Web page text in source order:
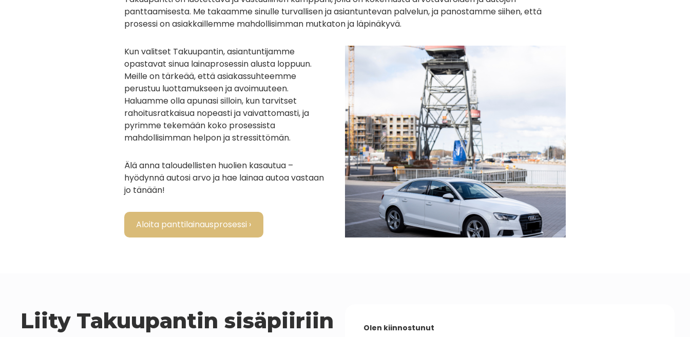
panttaamisesta. Me takaamme sinulle turvallisen ja asiantuntevan palvelun, ja panostamme siihen, että
prosessi on asiakkaillemme mahdollisimman mutkaton ja läpinäkyvä.
Kun valitset Takuupantin, asiantuntijamme
opastavat sinua lainaprosessin alusta loppuun.
Meille on tärkeää, että asiakassuhteemme
perustuu luottamukseen ja avoimuuteen.
Haluamme olla apunasi silloin, kun tarvitset
rahoitusratkaisua nopeasti ja vaivattomasti, ja
pyrimme tekemään koko prosessista
mahdollisimman helpon ja stressittömän.
Älä anna taloudellisten huolien kasautua –
hyödynnä autosi arvo ja hae lainaa autoa vastaan
jo tänään!
Aloita panttilainausprosessi ›
Liity Takuupantin sisäpiiriin
Olen kiinnostunut